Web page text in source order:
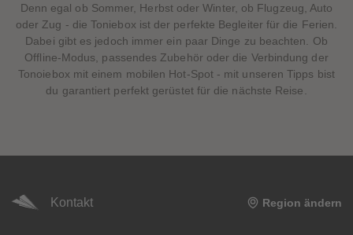
Denn egal ob Sommer, Herbst oder Winter, ob Flugzeug, Auto
oder Zug - die Toniebox ist der perfekte Begleiter für die Ferien.
Dabei gibt es jedoch immer ein paar Dinge zu beachten. Ob
Offline-Modus, passendes Zubehör oder die Verbindung der
Tonoiebox mit einem mobilen Hot-Spot - mit unseren Tipps bist
du garantiert perfekt gerüstet für die nächste Reise.
Kontakt Region ändern